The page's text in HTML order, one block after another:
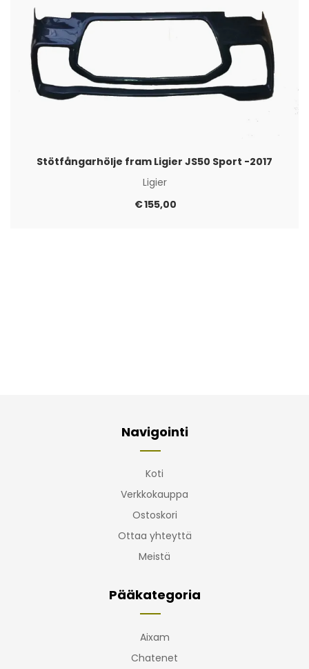
Stötfångarhölje fram Ligier JS50 Sport -2017
Ligier
€155,00
Navigointi
Koti
Verkkokauppa
Ostoskori
Ottaa yhteyttä
Meistä
Pääkategoria
Aixam
Chatenet